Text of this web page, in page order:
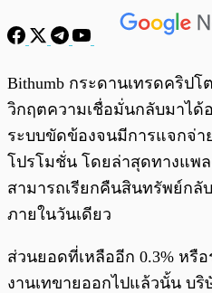
Bithumb กระดานเทรดคริป
วิกฤตความเชื่อมั่นกลับมาได้
ระบบขัดข้องจนมีการแจกจ่า
โปรโมชั่น โดยล่าสุดทางแพ
สามารถเรียกคืนสินทรัพย์กลั
ภายในวันเดียว
ส่วนยอดที่เหลืออีก 0.3% หรือ
งานเทขายออกไปแล้วนั้น บ